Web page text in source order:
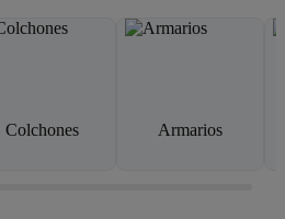
Colchones Armarios